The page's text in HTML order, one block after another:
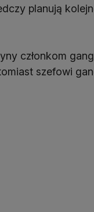
planują
członkom
szefowi